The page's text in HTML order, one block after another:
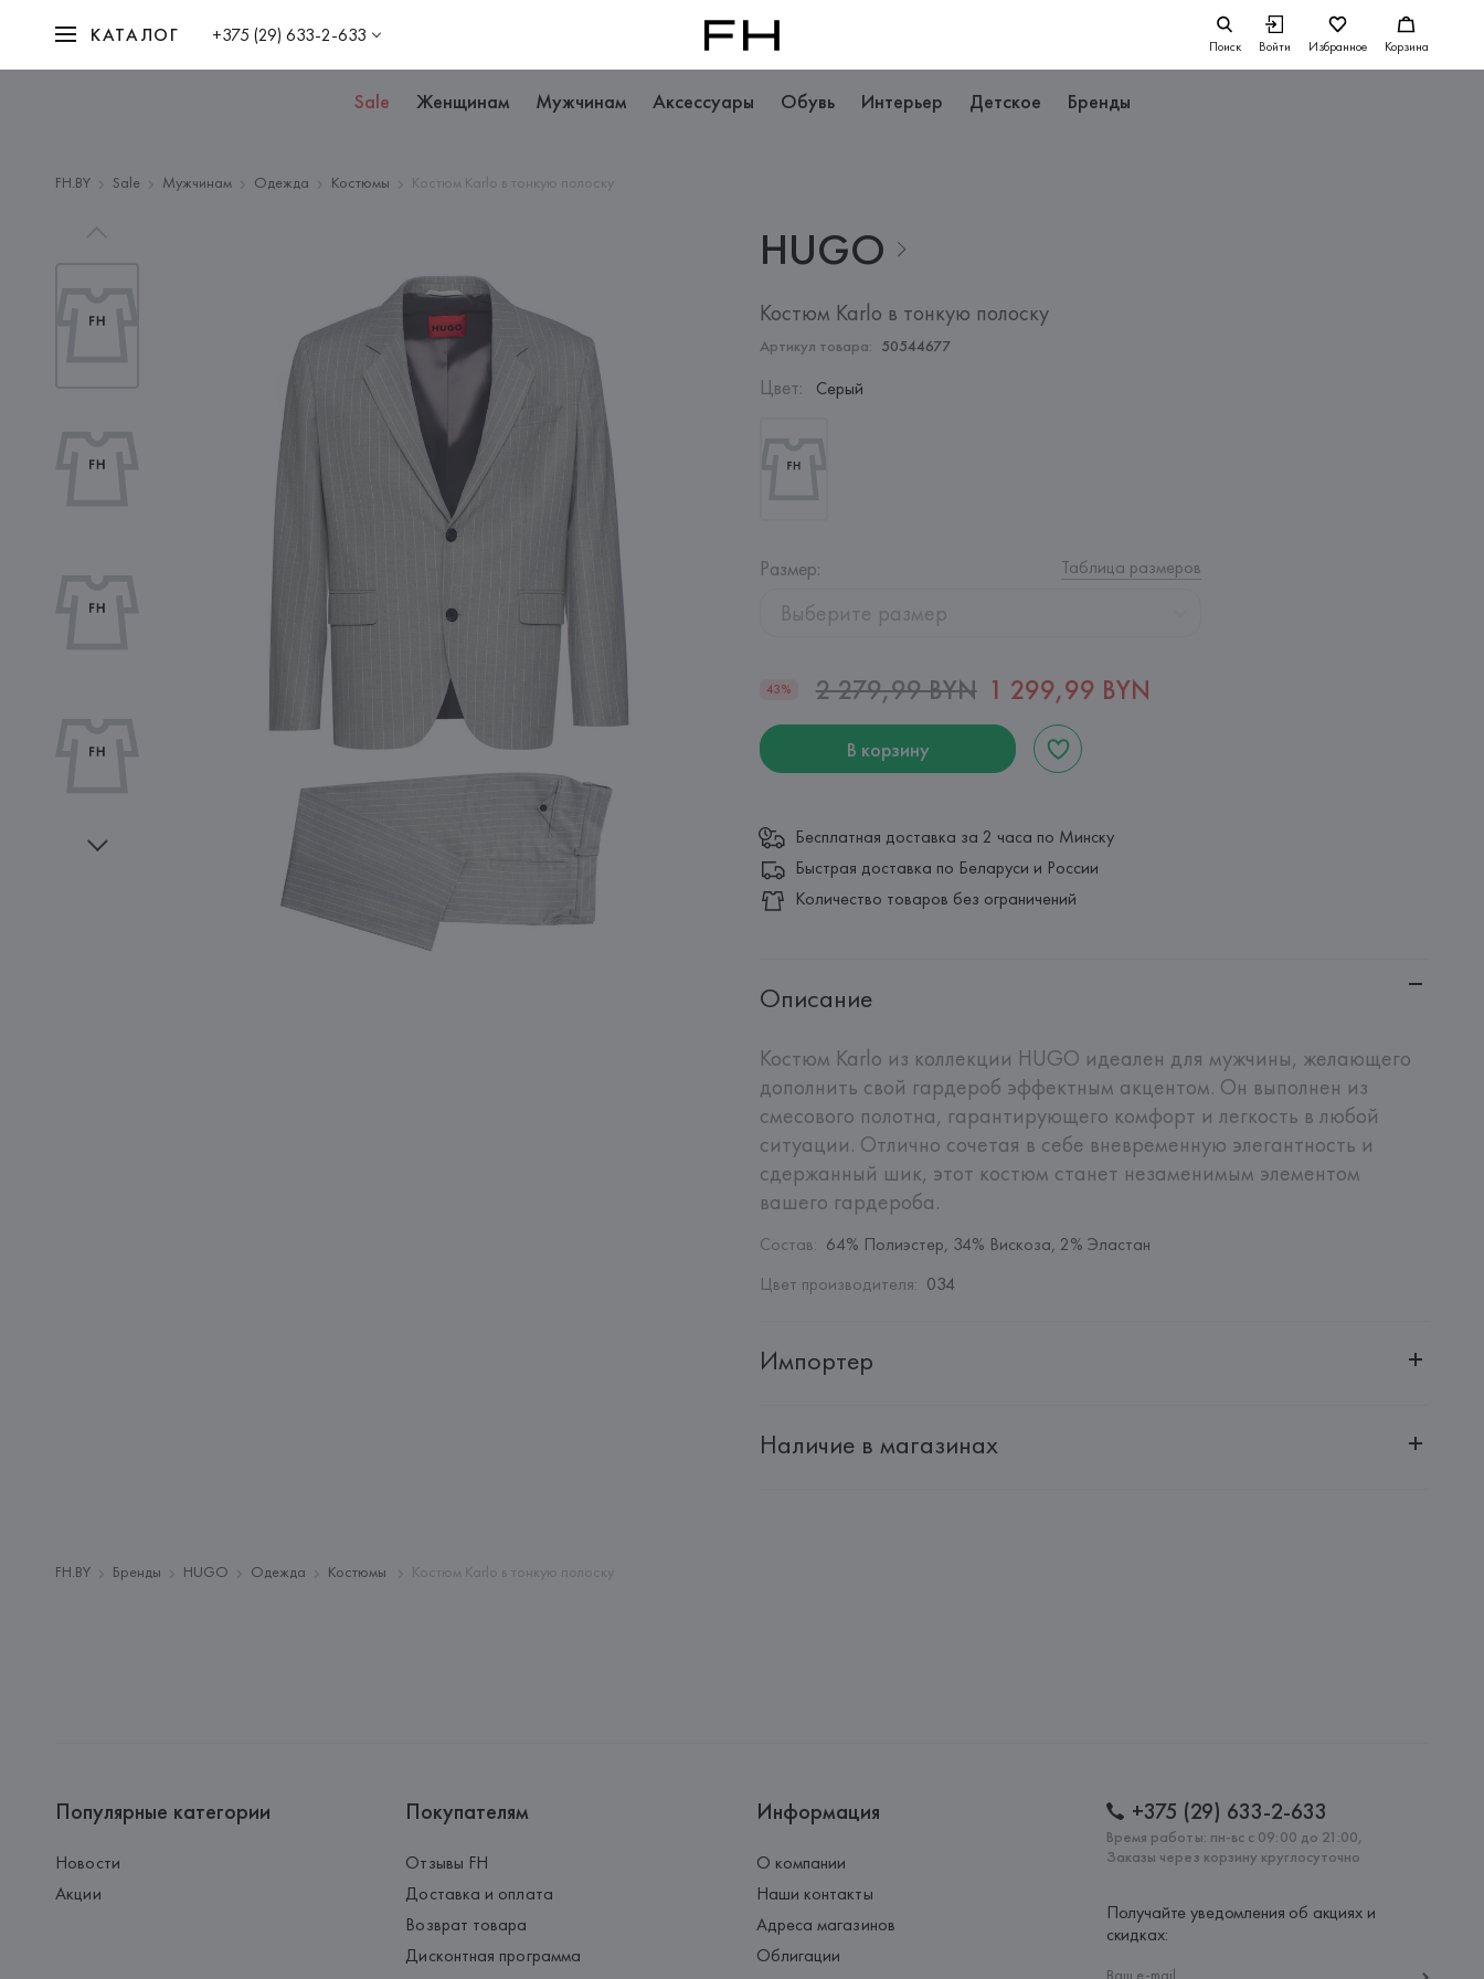
КАТАЛОГ +375 (29) 633-2-633 Поиск Войти Избранное Корзина
Sale Женщинам Мужчинам Аксессуары Обувь Интерьер Детское Бренды
FH.BY Sale Мужчинам Одежда Костюмы Костюм Karlo в тонкую полоску
HUGO
Костюм Karlo в тонкую полоску
Артикул товара: 50544677
Цвет: Серый
Размер: Таблица размеров
Выберите размер
43% 2 279,99 BYN 1 299,99 BYN
В корзину
Бесплатная доставка за 2 часа по Минску
Быстрая доставка по Беларуси и России
Количество товаров без ограничений
Описание
Костюм Karlo из коллекции HUGO идеален для мужчины, желающего
дополнить свой гардероб эффектным акцентом. Он выполнен из
смесового полотна, гарантирующего комфорт и легкость в любой
ситуации. Отлично сочетая в себе вневременную элегантность и
сдержанный шик, этот костюм станет незаменимым элементом
вашего гардероба.
Состав: 64% Полиэстер, 34% Вискоза, 2% Эластан
Цвет производителя: 034
Импортер
Адрес: Республика Беларусь, 220051, г. Минск, ул. Рафиева, д. 64, помещение 2-27
Наличие в магазинах
FH.BY Бренды HUGO Одежда Костюмы Костюм Karlo в тонкую полоску
Популярные категории
Новости
Акции
Покупателям
Отзывы FH
Доставка и оплата
Возврат товара
Дисконтная программа
Информация
О компании
Наши контакты
Адреса магазинов
Облигации
+375 (29) 633-2-633
Время работы: пн-вс с 09:00 до 21:00,
Заказы через корзину круглосуточно
Получайте уведомления об акциях и
скидках: